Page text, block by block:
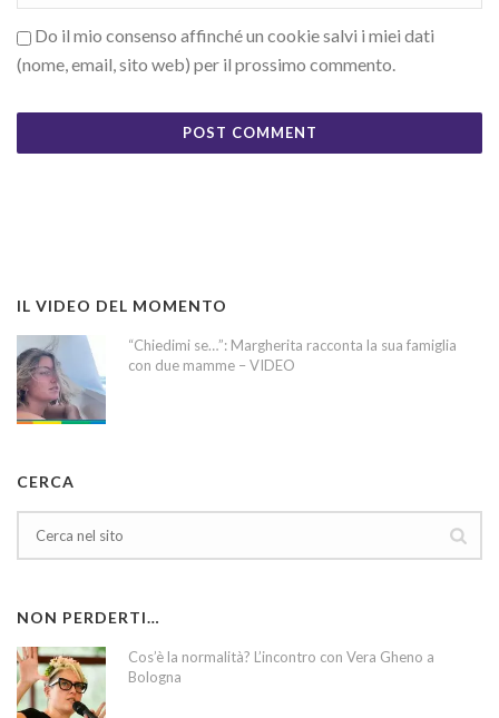
Do il mio consenso affinché un cookie salvi i miei dati
(nome, email, sito web) per il prossimo commento.
IL VIDEO DEL MOMENTO
“Chiedimi se…”: Margherita racconta la sua famiglia
con due mamme – VIDEO
CERCA
NON PERDERTI…
Cos’è la normalità? L’incontro con Vera Gheno a
Bologna